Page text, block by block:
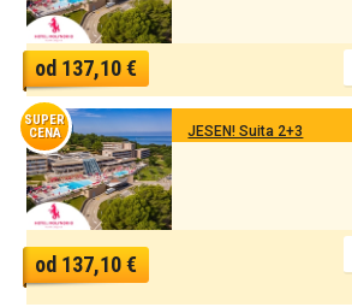
od 137,10 €
SUPER
CENA
JESEN! Suita 2+3
od 137,10 €